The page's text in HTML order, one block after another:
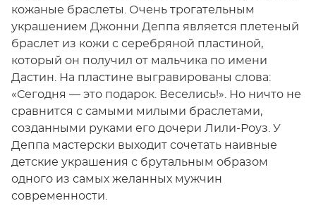
кожаные браслеты. Очень трогательным
украшением Джонни Деппа является плетеный
браслет из кожи с серебряной пластиной,
который он получил от мальчика по имени
Дастин. На пластине выгравированы слова:
«Сегодня — это подарок. Веселись!». Но ничто не
сравнится с самыми милыми браслетами,
созданными руками его дочери Лили-Роуз. У
Деппа мастерски выходит сочетать наивные
детские украшения с брутальным образом
одного из самых желанных мужчин
современности.